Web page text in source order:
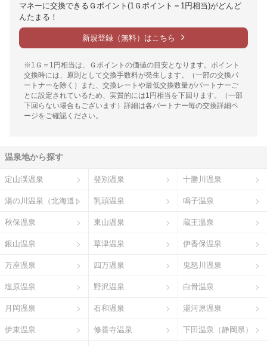
マネーに交換できるＧポイント(1Ｇポイント＝1円相当)がどんど
んたまる！
新規登録（無料）はこちら
※1Ｇ＝1円相当は、Ｇポイントの価値の目安となります。ポイント
交換時には、原則として交換手数料が発生します。（一部の交換パ
ートナーを除く）また、交換レートや最低交換数量がパートナーご
とに設定されているため、実質的には1円相当を下回ります。（一部
下回らない場合もございます）詳細は各パートナー毎の交換詳細ペ
ージをご確認ください。
温泉地から探す
定山渓温泉 登別温泉 十勝川温泉
湯の川温泉（北海道） 乳頭温泉 鳴子温泉
秋保温泉 東山温泉 蔵王温泉
銀山温泉 草津温泉 伊香保温泉
万座温泉 四万温泉 鬼怒川温泉
塩原温泉 野沢温泉 白骨温泉
月岡温泉 石和温泉 湯河原温泉
伊東温泉 修善寺温泉 下田温泉（静岡県）